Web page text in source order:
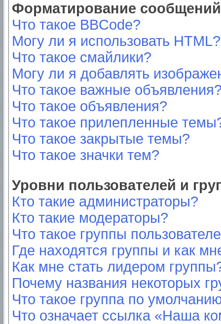
Форматирование
Что такое BBCode?
Могу ли я использовать HTML?
Что такое смайлики?
Могу ли я добавлять
Что такое важные
Что такое объявления?
Что такое прилепленные
Что такое закрытые темы?
Что такое значки тем?
Уровни пользователей и
Кто такие администраторы?
Кто такие модераторы?
Что такое группы
Где находятся группы и как
Как мне стать лидером
Почему названия некоторых
Что такое группа по
Что означает ссылка «Наша